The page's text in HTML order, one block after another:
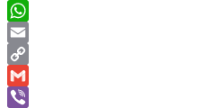
Messenger
WhatsApp
Email
Copy
Link
Gmail